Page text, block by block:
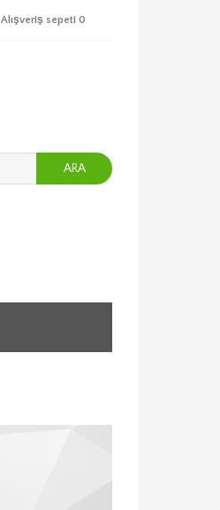
Alışveriş sepeti 0
ARA